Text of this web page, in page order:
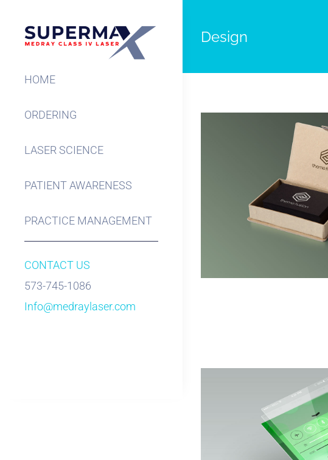
content
HOME
ORDERING
LASER SCIENCE
PATIENT AWARENESS
PRACTICE MANAGEMENT
CONTACT US
573-745-1086
Info@medraylaser.com
Design